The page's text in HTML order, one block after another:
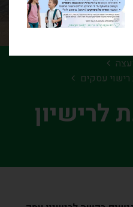
עסקים
לרישיון